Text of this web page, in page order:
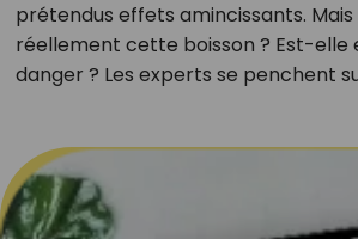
prétendus effets amincissants.
réellement cette boisson ? Est-elle
danger ? Les experts se penchent